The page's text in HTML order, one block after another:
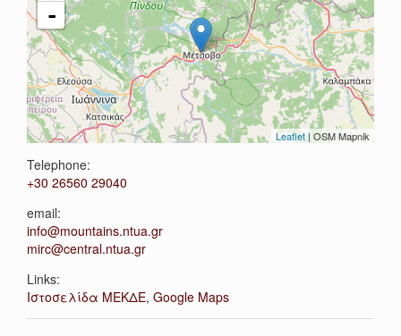
-
Leaflet | OSM Mapnik
Telephone:
+30 26560 29040
email:
info@mountains.ntua.gr
mirc@central.ntua.gr
Links:
Ιστοσελίδα ΜΕΚΔΕ, Google Maps